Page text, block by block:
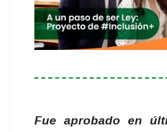
Fue aprobado en